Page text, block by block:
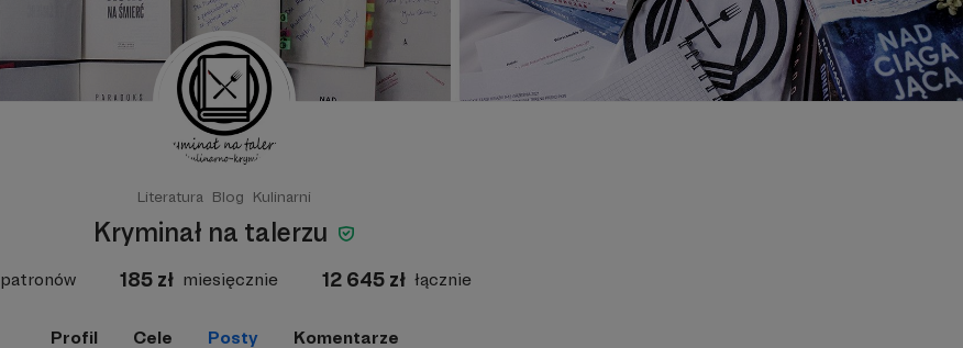
Literatura Blog Kulinarni
Kryminał na talerzu
patronów 185 zł miesięcznie 12 645 zł łącznie
Profil Cele Posty Komentarze